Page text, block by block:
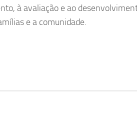
à avaliação e ao
e a comunidade.